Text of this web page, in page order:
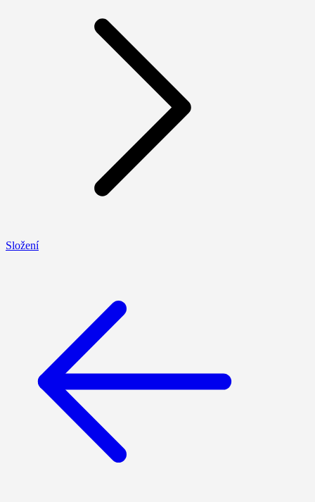
Složení